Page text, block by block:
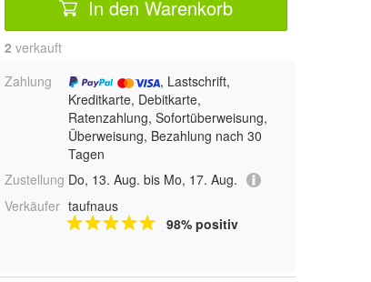
In den Warenkorb
2 verkauft
Zahlung
, Lastschrift,
Kreditkarte, Debitkarte,
Ratenzahlung, Sofortüberweisung,
Überweisung, Bezahlung nach 30
Tagen
Zustellung Do, 13. Aug. bis Mo, 17. Aug.
Verkäufer taufnaus
98% positiv